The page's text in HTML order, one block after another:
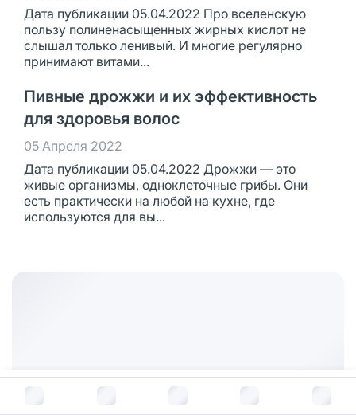
В корзину за руб.
Дата публикации 05.04.2022 Про вселенскую
пользу полиненасыщенных жирных кислот не
слышал только ленивый. И многие регулярно
принимают витами...
Пивные дрожжи и их эффективность
для здоровья волос
05 Апреля 2022
Дата публикации 05.04.2022 Дрожжи — это
живые организмы, одноклеточные грибы. Они
есть практически на любой на кухне, где
используются для вы...